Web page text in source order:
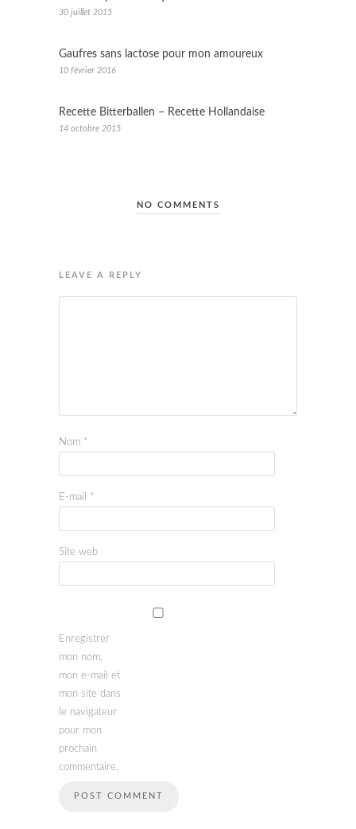
30 juillet 2015
Gaufres sans lactose pour mon amoureux
10 février 2016
Recette Bitterballen – Recette Hollandaise
14 octobre 2015
NO COMMENTS
LEAVE A REPLY
Nom *
E-mail *
Site web
Enregistrer
mon nom,
mon e-mail et
mon site dans
le navigateur
pour mon
prochain
commentaire.